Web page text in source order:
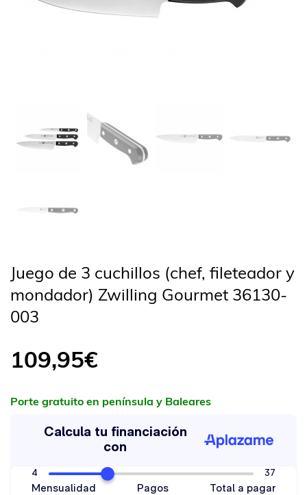
Juego de 3 cuchillos (chef, fileteador y
mondador) Zwilling Gourmet 36130-
003
109,95€
Porte gratuito en península y Baleares